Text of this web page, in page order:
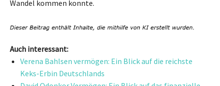
Wandel kommen konnte.
Auch interessant:
Verena Bahlsen vermögen: Ein Blick auf die reichste
Keks-Erbin Deutschlands